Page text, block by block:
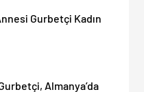
Gurbetçi Kadın
Almanya’da